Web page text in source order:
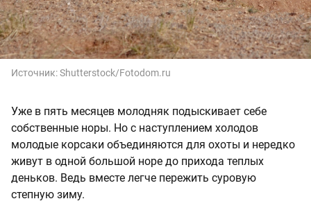
Источник:Shutterstock/Fotodom.ru
Уже в пять месяцев молодняк подыскивает себе
собственные норы. Но с наступлением холодов
молодые корсаки объединяются для охоты и нередко
живут в одной большой норе до прихода теплых
деньков. Ведь вместе легче пережить суровую
степную зиму.